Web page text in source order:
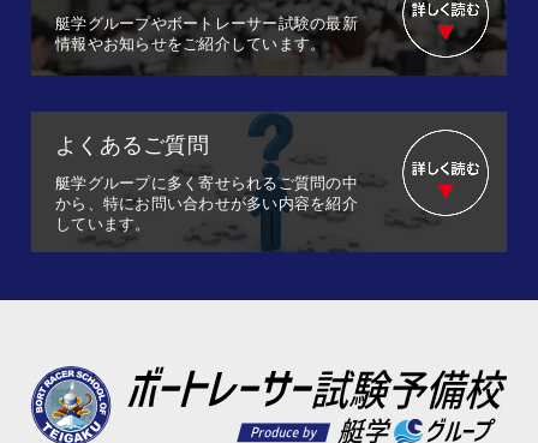
艇学グループやボートレーサー試験の最新
情報やお知らせをご紹介しています。
よくあるご質問
艇学グループに多く寄せられるご質問の中
から、特にお問い合わせが多い内容を紹介
しています。